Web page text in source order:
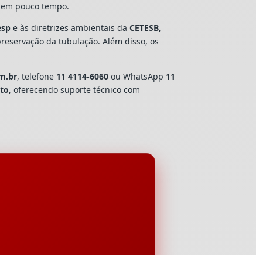
pouco tempo.
e às diretrizes ambientais daCETESB,
da tubulação. Além disso, os
, telefone 11 4114-6060 ou WhatsApp 11
, oferecendo suporte técnico com